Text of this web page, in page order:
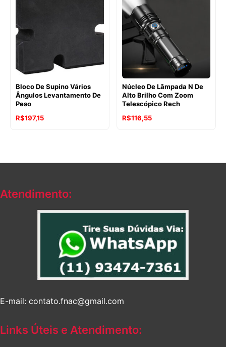
Bloco De Supino Vários
Ângulos Levantamento De
Peso
R$197,15
Núcleo De Lâmpada N De
Alto Brilho Com Zoom
Telescópico Rech
R$116,55
Atendimento:
E-mail: contato.fnac@gmail.com
Links Úteis e Atendimento: